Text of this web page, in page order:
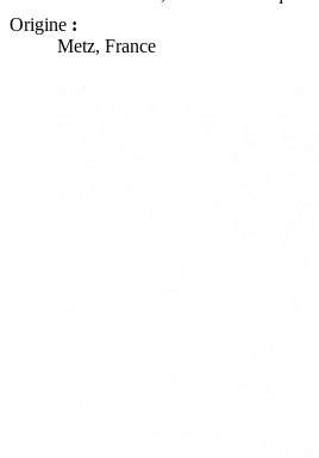
Origine :
Metz, France